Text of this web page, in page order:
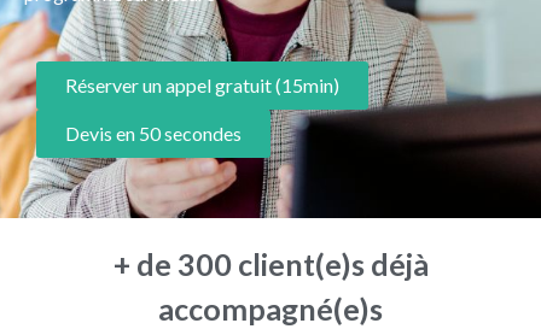
Réserver un appel gratuit (15min)
Devis en 50 secondes
+ de 300 client(e)s déjà
accompagné(e)s